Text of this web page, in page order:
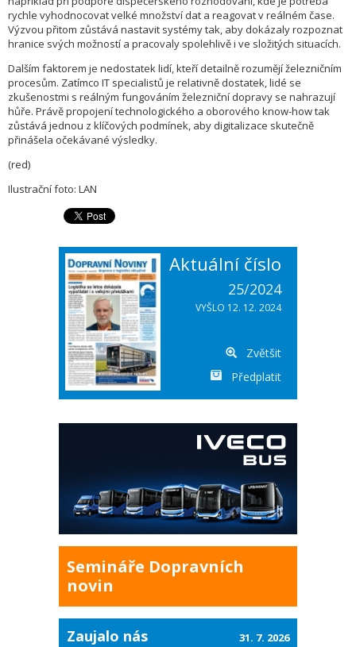
rychle vyhodnocovat velké množství dat a reagovat v reálném čase.
Výzvou přitom zůstává nastavit systémy tak, aby dokázaly rozpoznat
hranice svých možností a pracovaly spolehlivě i ve složitých situacích.
Dalším faktorem je nedostatek lidí, kteří detailně rozumějí železničním
procesům. Zatímco IT specialistů je relativně dostatek, lidé se
zkušenostmi s reálným fungováním železniční dopravy se nahrazují
hůře. Právě propojení technologického a oborového know-how tak
zůstává jednou z klíčových podmínek, aby digitalizace skutečně
přinášela očekávané výsledky.
(red)
Ilustrační foto: LAN
Aktuální číslo
25/2024
VYŠLO 12. 12. 2024
Zvětšit
Předplatit
Semináře Dopravních
novin
Zaujalo nás 31. 7. 2026